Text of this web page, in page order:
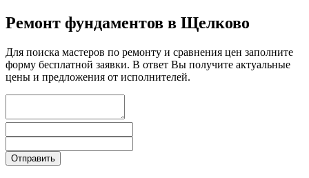
Ремонт фундаментов в Щелково
Для поиска мастеров по ремонту и сравнения цен заполните
форму бесплатной заявки. В ответ Вы получите актуальные
цены и предложения от исполнителей.